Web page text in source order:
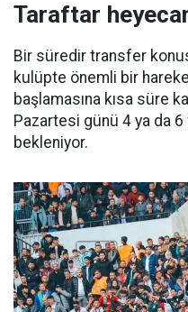
Taraftar
Bir süredir transfer
kulüpte önemli bir
başlamasına kısa süre
Pazartesi günü 4 ya da
bekleniyor.